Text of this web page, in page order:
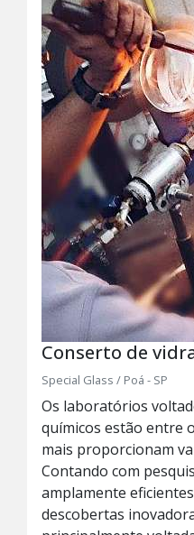
Conserto de
Special Glass / Poá - SP
Os laboratórios
químicos estão entre
mais proporcionam
Contando com
amplamente
descobertas